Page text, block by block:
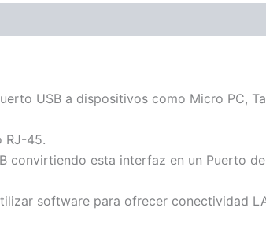
USB a dispositivos como Micro PC,
RJ-45.
convirtiendo esta interfaz en un Puerto
software para ofrecer conectividad